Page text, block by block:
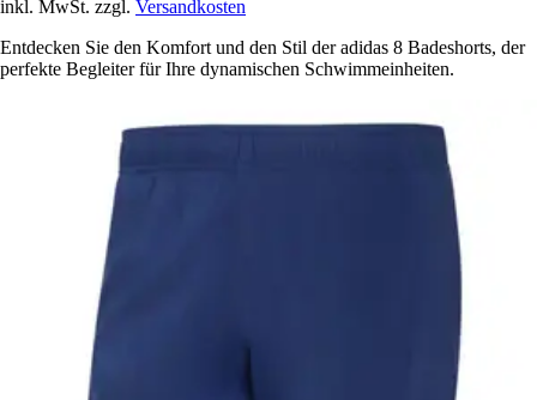
inkl. MwSt. zzgl. Versandkosten
Entdecken Sie den Komfort und den Stil der adidas 8 Badeshorts, der
perfekte Begleiter für Ihre dynamischen Schwimmeinheiten.